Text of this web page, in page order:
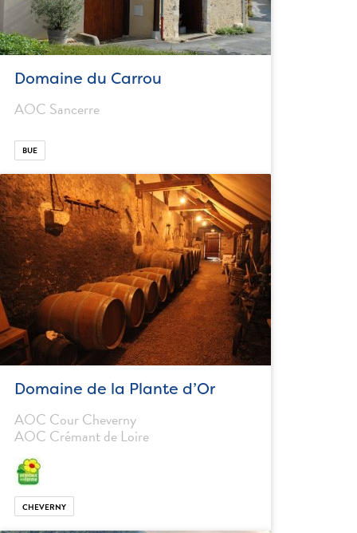
Domaine du Carrou
AOC Sancerre
BUE
Domaine de la Plante d’Or
AOC Cour Cheverny
AOC Crémant de Loire
CHEVERNY